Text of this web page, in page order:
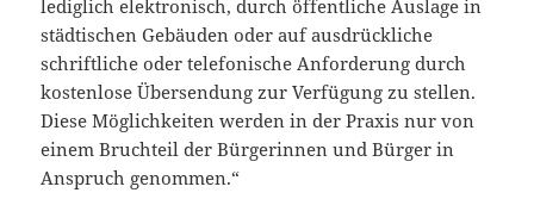
lediglich elektronisch, durch öffentliche Auslage in
städtischen Gebäuden oder auf ausdrückliche
schriftliche oder telefonische Anforderung durch
kostenlose Übersendung zur Verfügung zu stellen.
Diese Möglichkeiten werden in der Praxis nur von
einem Bruchteil der Bürgerinnen und Bürger in
Anspruch genommen.“